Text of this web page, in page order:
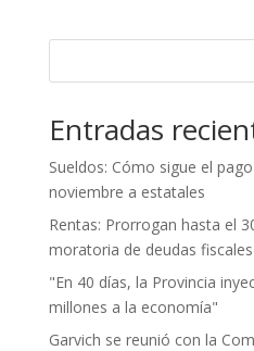
Entradas
Sueldos: Cómo sigue el
noviembre a estatales
Rentas: Prorrogan hasta el
moratoria de deudas fiscales
"En 40 días, la Provincia
millones a la economía"
Garvich se reunió con la